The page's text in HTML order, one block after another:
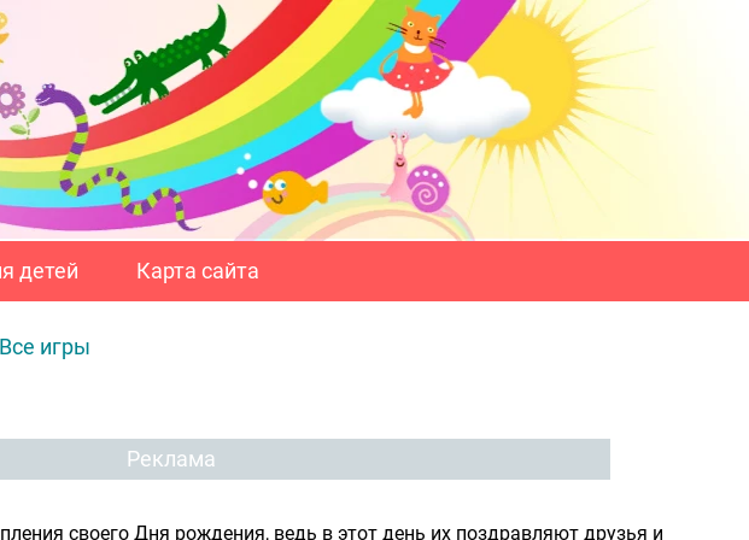
детей Карта сайта
Все игры
Реклама
своего Дня рождения, ведь в этот день их поздравляют друзья и